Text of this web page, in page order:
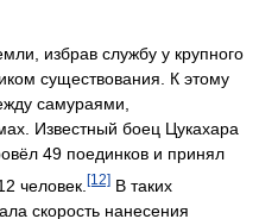
избрав службу у крупного
существования. К этому
самураями,
Известный боец Цукахара
49 поединков и принял
человек. [12] В таких
скорость нанесения